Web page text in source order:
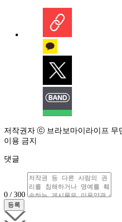
저작권자 ⓒ 브라보마이라이프 무
이용 금지
댓글
0 / 300